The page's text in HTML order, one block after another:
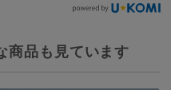
商品も見ています